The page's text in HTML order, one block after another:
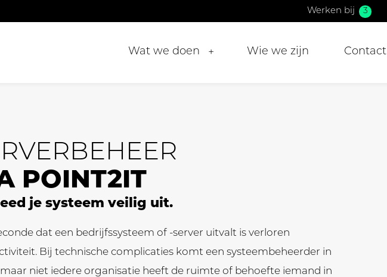
Werken bij 3
Wat we doen + Wie we zijn Contact
POINT2IT
je systeem veilig uit.
dat een bedrijfssysteem of -server uitvalt is verloren
Bij technische complicaties komt een systeembeheerder in
maar niet iedere organisatie heeft de ruimte of behoefte iemand in